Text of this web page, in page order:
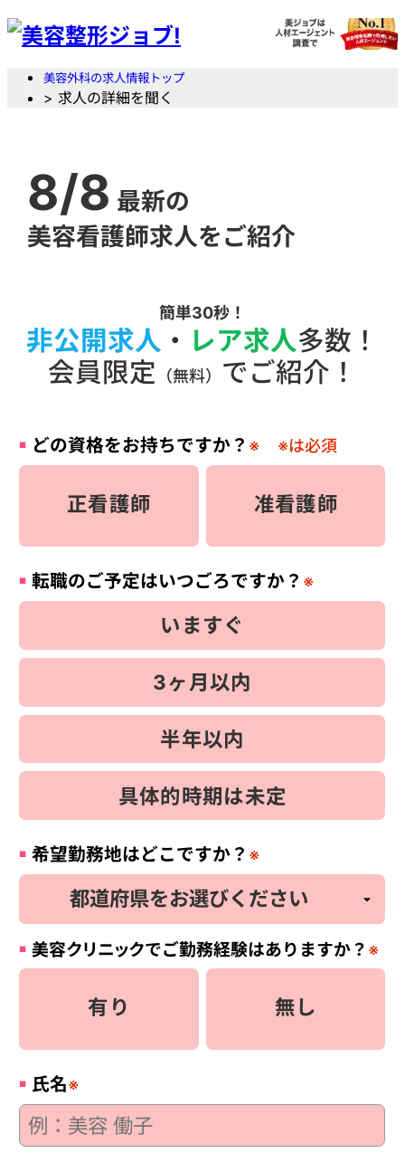
美容外科の求人情報トップ
> 求人の詳細を聞く
8/8 最新の
美容看護師求人をご紹介
簡単30秒！
非公開求人 ・ レア求人多数！
会員限定 （無料） でご紹介！
どの資格をお持ちですか？ ※ ※は必須
正看護師 准看護師
転職のご予定はいつごろですか？ ※
いますぐ
3ヶ月以内
半年以内
具体的時期は未定
希望勤務地はどこですか？ ※
美容クリニックでご勤務経験はありますか？ ※
有り 無し
氏名※